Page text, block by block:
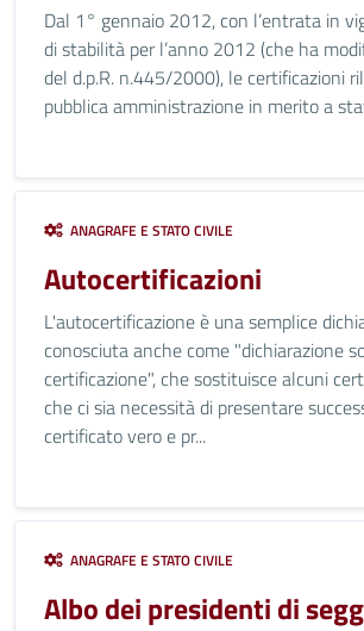
Dal 1° gennaio 2012, con l’entrata in
di stabilità per l’anno 2012 (che ha
del d.p.R. n.445/2000), le certificazioni
pubblica amministrazione in merito a
ANAGRAFE E STATO CIVILE
Autocertificazioni
L'autocertificazione è una semplice
conosciuta anche come "dichiarazione
certificazione", che sostituisce alcuni
che ci sia necessità di presentare
certificato vero e pr...
ANAGRAFE E STATO CIVILE
Albo dei presidenti di